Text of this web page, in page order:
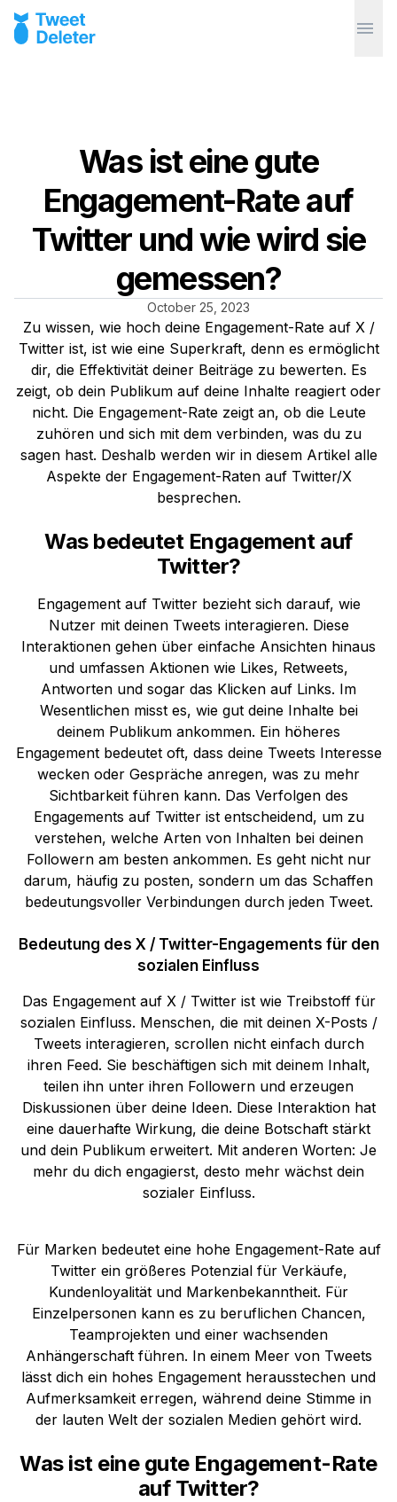
Was ist eine gute
Engagement-Rate auf
Twitter und wie wird sie
gemessen?
October 25, 2023
Zu wissen, wie hoch deine Engagement-Rate auf X /
Twitter ist, ist wie eine Superkraft, denn es ermöglicht
dir, die Effektivität deiner Beiträge zu bewerten. Es
zeigt, ob dein Publikum auf deine Inhalte reagiert oder
nicht. Die Engagement-Rate zeigt an, ob die Leute
zuhören und sich mit dem verbinden, was du zu
sagen hast. Deshalb werden wir in diesem Artikel alle
Aspekte der Engagement-Raten auf Twitter/X
besprechen.
Was bedeutet Engagement auf
Twitter?
Engagement auf Twitter bezieht sich darauf, wie
Nutzer mit deinen Tweets interagieren. Diese
Interaktionen gehen über einfache Ansichten hinaus
und umfassen Aktionen wie Likes, Retweets,
Antworten und sogar das Klicken auf Links. Im
Wesentlichen misst es, wie gut deine Inhalte bei
deinem Publikum ankommen. Ein höheres
Engagement bedeutet oft, dass deine Tweets Interesse
wecken oder Gespräche anregen, was zu mehr
Sichtbarkeit führen kann. Das Verfolgen des
Engagements auf Twitter ist entscheidend, um zu
verstehen, welche Arten von Inhalten bei deinen
Followern am besten ankommen. Es geht nicht nur
darum, häufig zu posten, sondern um das Schaffen
bedeutungsvoller Verbindungen durch jeden Tweet.
Bedeutung des X / Twitter-Engagements für den
sozialen Einfluss
Das Engagement auf X / Twitter ist wie Treibstoff für
sozialen Einfluss. Menschen, die mit deinen X-Posts /
Tweets interagieren, scrollen nicht einfach durch
ihren Feed. Sie beschäftigen sich mit deinem Inhalt,
teilen ihn unter ihren Followern und erzeugen
Diskussionen über deine Ideen. Diese Interaktion hat
eine dauerhafte Wirkung, die deine Botschaft stärkt
und dein Publikum erweitert. Mit anderen Worten: Je
mehr du dich engagierst, desto mehr wächst dein
sozialer Einfluss.
Für Marken bedeutet eine hohe Engagement-Rate auf
Twitter ein größeres Potenzial für Verkäufe,
Kundenloyalität und Markenbekanntheit. Für
Einzelpersonen kann es zu beruflichen Chancen,
Teamprojekten und einer wachsenden
Anhängerschaft führen. In einem Meer von Tweets
lässt dich ein hohes Engagement herausstechen und
Aufmerksamkeit erregen, während deine Stimme in
der lauten Welt der sozialen Medien gehört wird.
Was ist eine gute Engagement-Rate
auf Twitter?